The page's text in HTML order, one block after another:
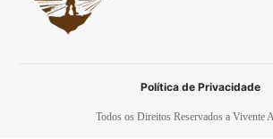
Todos os Direitos Reservados a Vivente
Política de Privacidade